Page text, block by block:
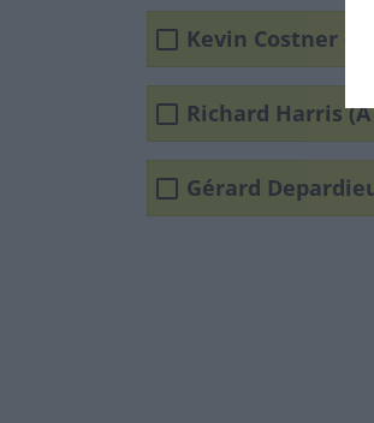
Kevin Costner
Richard Harris
Gérard